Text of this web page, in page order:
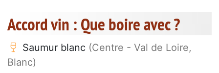
Accord vin : Que boire avec ?
Saumur blanc (Centre - Val de Loire,
Blanc)